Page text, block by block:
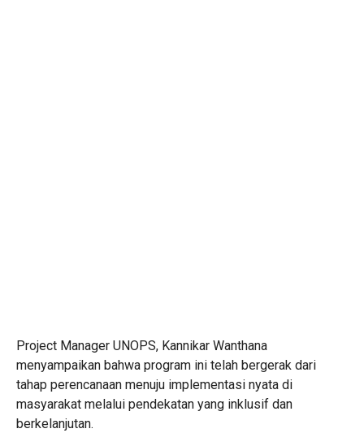
Project Manager UNOPS, Kannikar Wanthana
menyampaikan bahwa program ini telah bergerak dari
tahap perencanaan menuju implementasi nyata di
masyarakat melalui pendekatan yang inklusif dan
berkelanjutan.